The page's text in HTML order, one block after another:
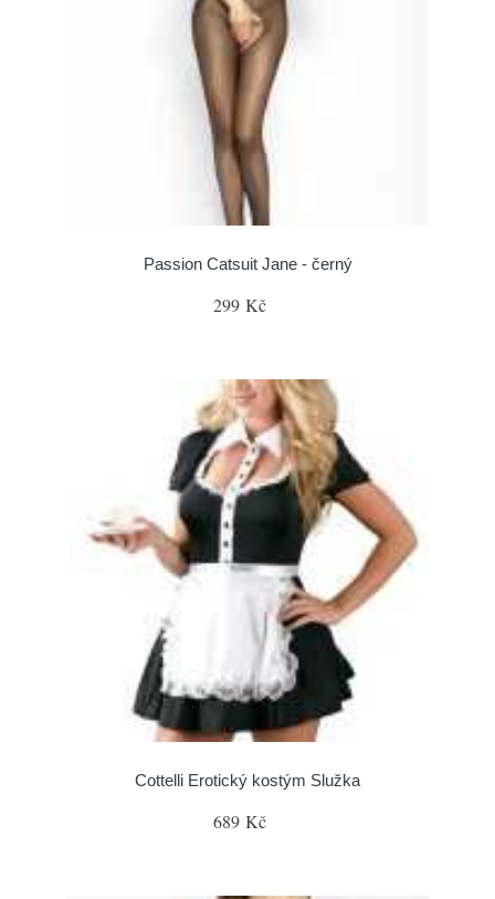
Passion Catsuit Jane - černý
299 Kč
Cottelli Erotický kostým Služka
689 Kč